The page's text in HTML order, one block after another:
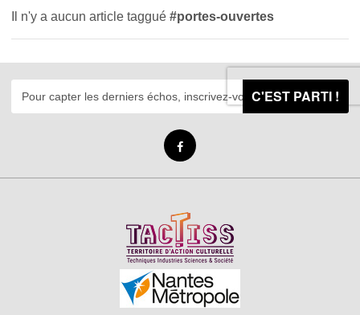
Il n'y a aucun article taggué#portes-ouvertes
C'EST PARTI !